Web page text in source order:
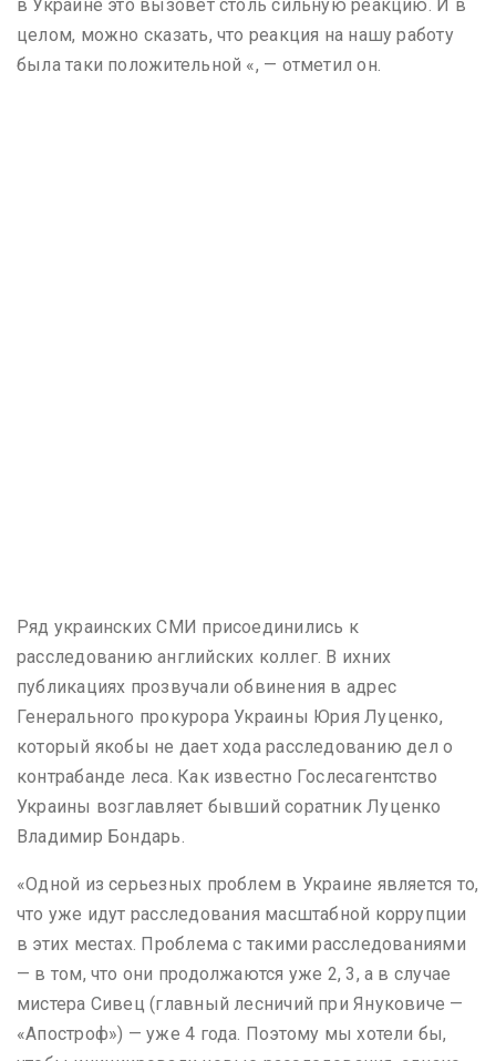
в Украине это вызовет столь сильную реакцию. И в
целом, можно сказать, что реакция на нашу работу
была таки положительной «, — отметил он.
Ряд украинских СМИ присоединились к
расследованию английских коллег. В ихних
публикациях прозвучали обвинения в адрес
Генерального прокурора Украины Юрия Луценко,
который якобы не дает хода расследованию дел о
контрабанде леса. Как известно Гослесагентство
Украины возглавляет бывший соратник Луценко
Владимир Бондарь.
«Одной из серьезных проблем в Украине является то,
что уже идут расследования масштабной коррупции
в этих местах. Проблема с такими расследованиями
— в том, что они продолжаются уже 2, 3, а в случае
мистера Сивец (главный лесничий при Януковиче —
«Апостроф») — уже 4 года. Поэтому мы хотели бы,